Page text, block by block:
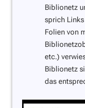
Biblionetz
sprich
Folien von
etc.)
Biblionetz
das